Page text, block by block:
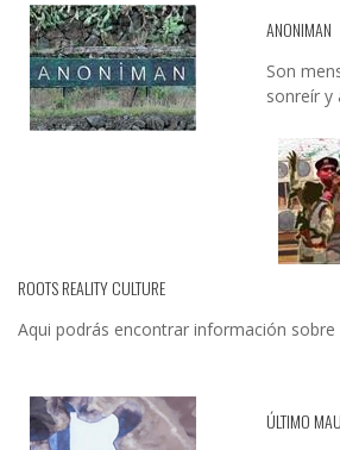
ANONIMAN
Son
sonreír y
ROOTS REALITY CULTURE
Aqui podrás encontrar información sobre
ÚLTIMO